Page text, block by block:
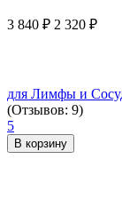
3 840 ₽ 2 320 ₽
для Лимфы и
(Отзывов: 9)
5
В корзину